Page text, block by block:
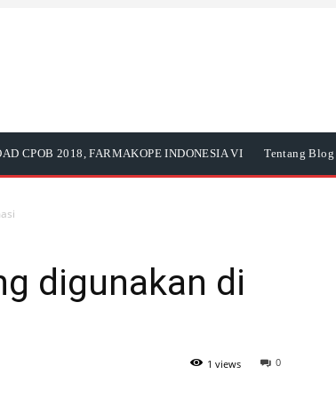
CPOB 2018, FARMAKOPE INDONESIA VI Tentang
digunakan di
0
1 views